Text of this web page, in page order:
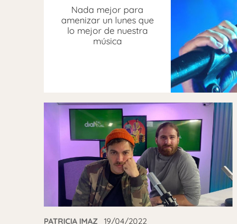
Nada mejor para
amenizar un lunes que
lo mejor de nuestra
música
PATRICIA IMAZ 19/04/2022